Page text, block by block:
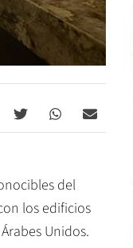
del
los edificios
Unidos.